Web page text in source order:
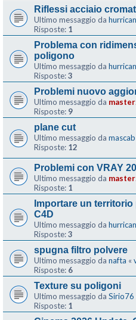
Riflessi acciaio
Ultimo messaggio da
Risposte: 1
Problema con
poligono
Ultimo messaggio da
Risposte:3
Problemi nuovo
Ultimo messaggio da
Risposte: 9
plane cut
Ultimo messaggio da mascab
Risposte: 12
Problemi con VRAY
Ultimo messaggio da
Risposte: 1
Importare un
C4D
Ultimo messaggio da
Risposte:3
spugna filtro polvere
Ultimo messaggio da nafta «
Risposte: 6
Texture su poligoni
Ultimo messaggio da Sirio76
Risposte: 1